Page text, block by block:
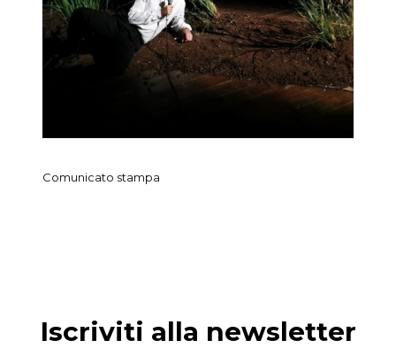
Comunicato stampa
Iscriviti alla newsletter